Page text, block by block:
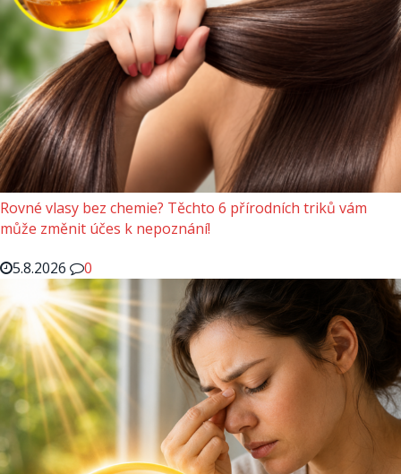
Rovné vlasy bez chemie? Těchto 6 přírodních triků vám
může změnit účes k nepoznání!
5.8.2026
0